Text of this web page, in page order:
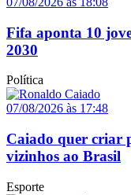
Fifa aponta 10
2030
Política
07/08/2026 às 17:48
Caiado quer criar
vizinhos ao Brasil
Esporte